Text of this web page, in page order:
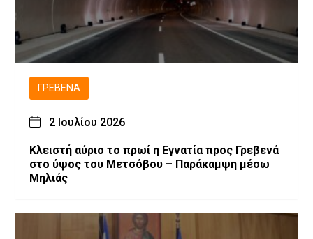
ΓΡΕΒΕΝΆ
2 Ιουλίου 2026
Κλειστή αύριο το πρωί η Εγνατία προς Γρεβενά
στο ύψος του Μετσόβου – Παράκαμψη μέσω
Μηλιάς